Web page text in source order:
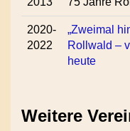
2020-
2022
„Zweimal
Rollwald –
heute
Weitere